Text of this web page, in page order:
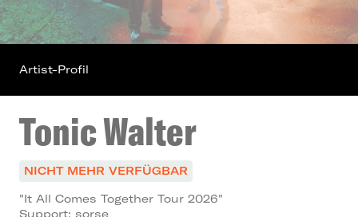
Tonic Walter
NICHT MEHR VERFÜGBAR
"It All Comes Together Tour 2026"
Support: sorse
Artist-Profil